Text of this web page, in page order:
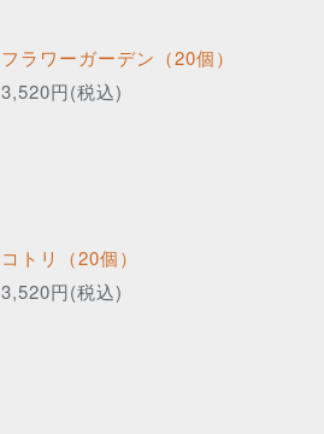
フラワーガーデン（20個）
3,520円(税込)
コトリ（20個）
3,520円(税込)